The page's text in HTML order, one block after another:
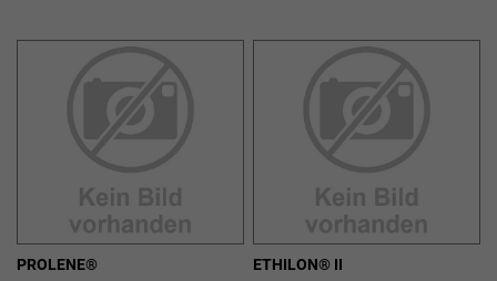
PROLENE® ETHILON® II